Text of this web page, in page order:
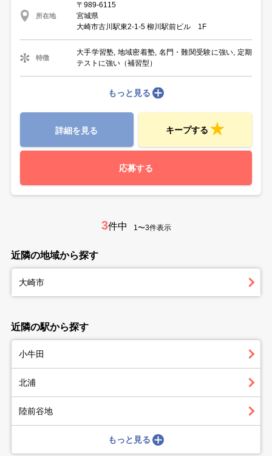
所在地
〒989-6115
宮城県
大崎市古川駅東2-1-5 柳川駅前ビル 1F
特徴
大手学習塾, 地域密着塾, 名門・難関受験に強い, 定期
テストに強い（補習型）
もっと見る
詳細を見る キープする
応募する
3件中 1〜3件表示
近隣の地域から探す
大崎市
近隣の駅から探す
小牛田
北浦
陸前谷地
もっと見る